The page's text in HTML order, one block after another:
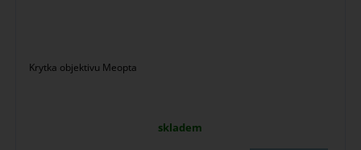
Krytka objektivu Meopta
skladem